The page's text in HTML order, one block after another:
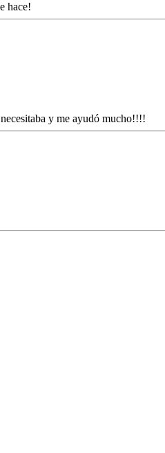
hace!
y me ayudó mucho!!!!